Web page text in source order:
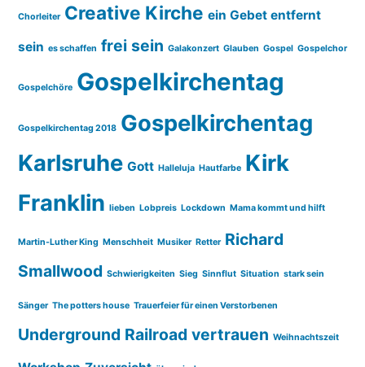
Chorleiter Creative Kirche ein Gebet entfernt
sein es schaffen frei sein Galakonzert Glauben Gospel Gospelchor
Gospelchöre Gospelkirchentag
Gospelkirchentag 2018 Gospelkirchentag
Karlsruhe Gott Halleluja Hautfarbe Kirk
Franklin lieben Lobpreis Lockdown Mama kommt und hilft
Martin-Luther King Menschheit Musiker Retter Richard
Smallwood Schwierigkeiten Sieg Sinnflut Situation stark sein
Sänger The potters house Trauerfeier für einen Verstorbenen
Underground Railroad vertrauen Weihnachtszeit